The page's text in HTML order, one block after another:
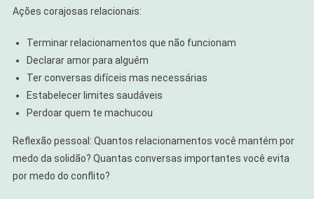
Ações corajosas relacionais:
Terminar relacionamentos que não funcionam
Declarar amor para alguém
Ter conversas difíceis mas necessárias
Estabelecer limites saudáveis
Perdoar quem te machucou
Reflexão pessoal: Quantos relacionamentos você mantém por
medo da solidão? Quantas conversas importantes você evita
por medo do conflito?